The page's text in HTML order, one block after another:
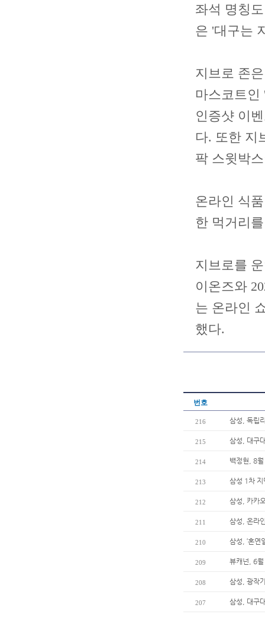
좌석 명칭
은 '대구는
지브로 존
마스코트인
인증샷 이
다. 또한 지
팍 스윗박
온라인 식
한 먹거리
지브로를
이온즈와
는 온라인
했다.
번호
216 삼성, 독립
215 삼성, 대구
214 백정현, 8
213 삼성 1차 지
212 삼성, 카카
211 삼성, 온라
210 삼성, ‘혼연
209 뷰캐넌, 6
208 삼성, 광작
207 삼성, 대구